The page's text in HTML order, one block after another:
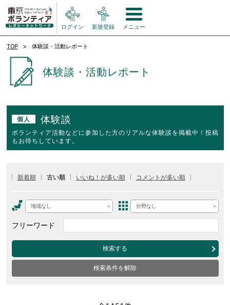
ログイン 新規登録 メニュー
TOP 体験談・活動レポート
体験談・活動レポート
個人 体験談
ボランティア活動などに参加した方のリアルな体験談を掲載中！投稿
もお待ちしています。
新着順 古い順 いいね！が多い順 コメントが多い順
地域なし 分野なし
フリーワード
検索する
検索条件を解除